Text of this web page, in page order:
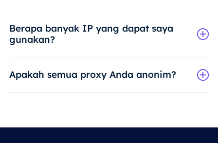
Berapa banyak IP yang dapat saya
gunakan?
Apakah semua proxy Anda anonim?